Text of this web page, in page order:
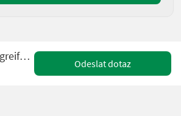
Sonstige Abbruchgreifer / Sortiergreifer ICM SG 65
Odeslat dotaz